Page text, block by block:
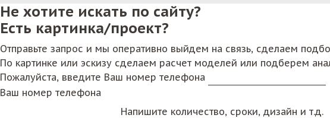
Не хотите искать по сайту?
Есть картинка/проект?
Отправьте запрос и мы оперативно выйдем на связь, сделаем
По картинке или эскизу сделаем расчет моделей или подберем
Пожалуйста, введите Ваш номер телефона
Ваш номер телефона
Напишите количество, сроки, дизайн и т.д.